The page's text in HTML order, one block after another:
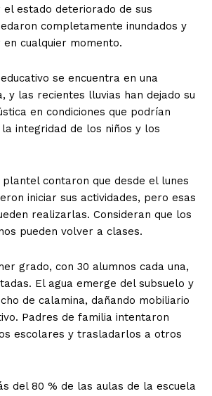
estado deteriorado de sus
completamente inundados y
cualquier momento.
se encuentra en una
y las recientes lluvias han dejado su
en condiciones que podrían
integridad de los niños y los
contaron que desde el lunes
iniciar sus actividades, pero esas
realizarlas. Consideran que los
pueden volver a clases.
grado, con 30 alumnos cada una,
El agua emerge del subsuelo y
de calamina, dañando mobiliario
Padres de familia intentaron
escolares y trasladarlos a otros
del 80 % de las aulas de la escuela